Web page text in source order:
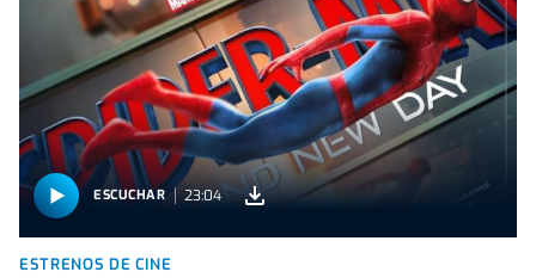
ESCUCHAR 23:04
ESTRENOS DE CINE